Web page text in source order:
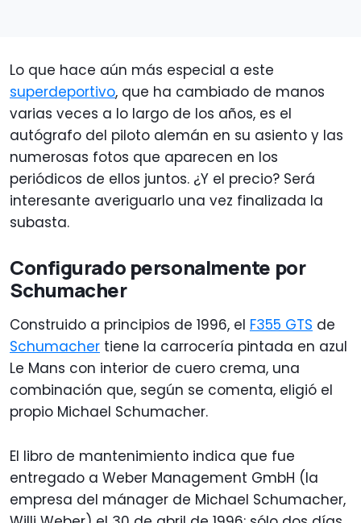
Lo que hace aún más especial a este
superdeportivo, que ha cambiado de manos
varias veces a lo largo de los años, es el
autógrafo del piloto alemán en su asiento y las
numerosas fotos que aparecen en los
periódicos de ellos juntos. ¿Y el precio? Será
interesante averiguarlo una vez finalizada la
subasta.
Configurado personalmente por
Schumacher
Construido a principios de 1996, el F355 GTS de
Schumacher tiene la carrocería pintada en azul
Le Mans con interior de cuero crema, una
combinación que, según se comenta, eligió el
propio Michael Schumacher.
El libro de mantenimiento indica que fue
entregado a Weber Management GmbH (la
empresa del mánager de Michael Schumacher,